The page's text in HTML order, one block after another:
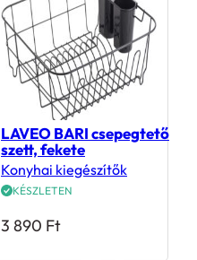
LAVEO BARI csepegtető
szett, fekete
Konyhai kiegészítők
KÉSZLETEN
3 890 Ft